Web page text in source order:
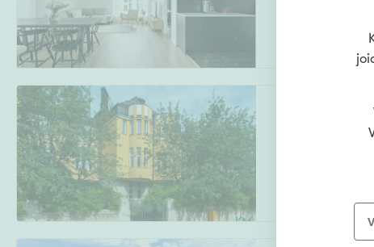
5h, k, 2x kph,
Rehbinderintie